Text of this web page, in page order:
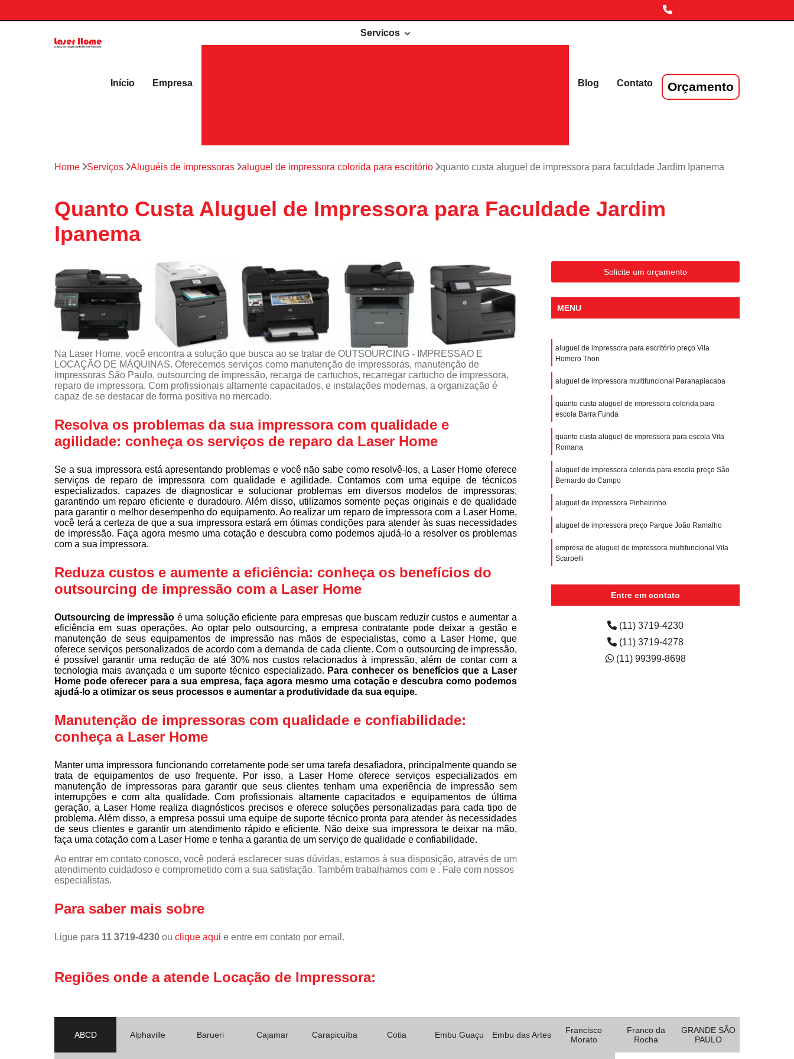
Início Empresa
Servicos
Blog Contato Orçamento
Home Serviços Aluguéis de impressoras aluguel de impressora colorida para escritório quanto custa aluguel de impressora para faculdade Jardim Ipanema
Quanto Custa Aluguel de Impressora para Faculdade Jardim
Ipanema
Na Laser Home, você encontra a solução que busca ao se tratar de OUTSOURCING - IMPRESSÃO E
LOCAÇÃO DE MÁQUINAS. Oferecemos serviços como manutenção de impressoras, manutenção de
impressoras São Paulo, outsourcing de impressão, recarga de cartuchos, recarregar cartucho de impressora,
reparo de impressora. Com profissionais altamente capacitados, e instalações modernas, a organização é
capaz de se destacar de forma positiva no mercado.
Resolva os problemas da sua impressora com qualidade e
agilidade: conheça os serviços de reparo da Laser Home
Se a sua impressora está apresentando problemas e você não sabe como resolvê-los, a Laser Home oferece
serviços de reparo de impressora com qualidade e agilidade. Contamos com uma equipe de técnicos
especializados, capazes de diagnosticar e solucionar problemas em diversos modelos de impressoras,
garantindo um reparo eficiente e duradouro. Além disso, utilizamos somente peças originais e de qualidade
para garantir o melhor desempenho do equipamento. Ao realizar um reparo de impressora com a Laser Home,
você terá a certeza de que a sua impressora estará em ótimas condições para atender às suas necessidades
de impressão. Faça agora mesmo uma cotação e descubra como podemos ajudá-lo a resolver os problemas
com a sua impressora.
Reduza custos e aumente a eficiência: conheça os benefícios do
outsourcing de impressão com a Laser Home
Outsourcing de impressão é uma solução eficiente para empresas que buscam reduzir custos e aumentar a
eficiência em suas operações. Ao optar pelo outsourcing, a empresa contratante pode deixar a gestão e
manutenção de seus equipamentos de impressão nas mãos de especialistas, como a Laser Home, que
oferece serviços personalizados de acordo com a demanda de cada cliente. Com o outsourcing de impressão,
é possível garantir uma redução de até 30% nos custos relacionados à impressão, além de contar com a
tecnologia mais avançada e um suporte técnico especializado. Para conhecer os benefícios que a Laser
Home pode oferecer para a sua empresa, faça agora mesmo uma cotação e descubra como podemos
ajudá-lo a otimizar os seus processos e aumentar a produtividade da sua equipe.
Manutenção de impressoras com qualidade e confiabilidade:
conheça a Laser Home
Manter uma impressora funcionando corretamente pode ser uma tarefa desafiadora, principalmente quando se
trata de equipamentos de uso frequente. Por isso, a Laser Home oferece serviços especializados em
manutenção de impressoras para garantir que seus clientes tenham uma experiência de impressão sem
interrupções e com alta qualidade. Com profissionais altamente capacitados e equipamentos de última
geração, a Laser Home realiza diagnósticos precisos e oferece soluções personalizadas para cada tipo de
problema. Além disso, a empresa possui uma equipe de suporte técnico pronta para atender às necessidades
de seus clientes e garantir um atendimento rápido e eficiente. Não deixe sua impressora te deixar na mão,
faça uma cotação com a Laser Home e tenha a garantia de um serviço de qualidade e confiabilidade.
Ao entrar em contato conosco, você poderá esclarecer suas dúvidas, estamos à sua disposição, através de um
atendimento cuidadoso e comprometido com a sua satisfação. Também trabalhamos com e . Fale com nossos
especialistas.
Para saber mais sobre
Ligue para 11 3719-4230 ou clique aqui e entre em contato por email.
Solicite um orçamento
MENU
aluguel de impressora para escritório preço Vila
Homero Thon
aluguel de impressora multifuncional Paranapiacaba
quanto custa aluguel de impressora colorida para
escola Barra Funda
quanto custa aluguel de impressora para escola Vila
Romana
aluguel de impressora colorida para escola preço São
Bernardo do Campo
aluguel de impressora Pinheirinho
aluguel de impressora preço Parque João Ramalho
empresa de aluguel de impressora multifuncional Vila
Scarpelli
Itapecerica da SerraEntre em contato
(11) 3719-4230
(11) 3719-4278
(11) 99399-8698
Regiões onde a atende Locação de Impressora:
ABCD Alphaville Barueri Cajamar Carapicuíba Cotia Embu Guaçu Embu das Artes
Francisco
Morato
Franco da
Rocha
GRANDE SÃO
PAULO